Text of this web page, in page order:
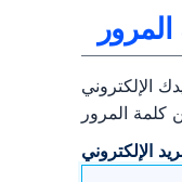
الإلكتروني
الإلكتروني